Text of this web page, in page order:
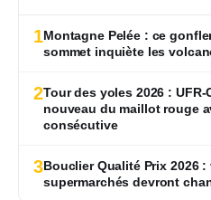
1Montagne Pelée : ce
sommet inquiète les
2Tour des yoles 2026 : UFR-
nouveau du maillot rouge
consécutive
3Bouclier Qualité Prix 2026
supermarchés devront